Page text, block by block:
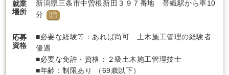
就業
場所
新潟県三条市中曽根新田３９７番地 帯織駅から車10
分
応募
資格
■必要な経験等：あれば尚可 土木施工管理の経験者
優遇
■必要な免許・資格：２級土木施工管理技士
■年齢：制限あり （69歳以下）